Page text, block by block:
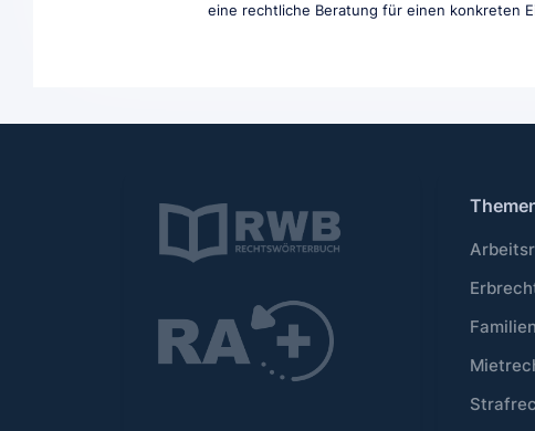
eine rechtliche Beratung für einen konkreten